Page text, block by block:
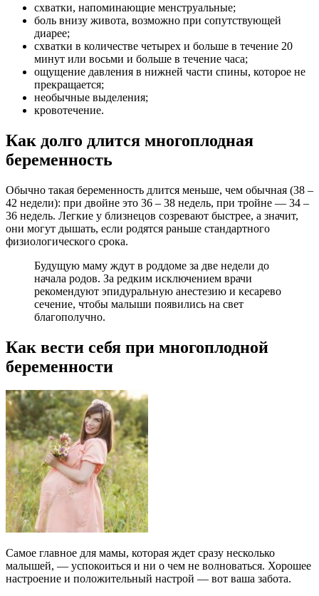
схватки, напоминающие менструальные;
боль внизу живота, возможно при сопутствующей
диарее;
схватки в количестве четырех и больше в течение 20
минут или восьми и больше в течение часа;
ощущение давления в нижней части спины, которое не
прекращается;
необычные выделения;
кровотечение.
Как долго длится многоплодная
беременность
Обычно такая беременность длится меньше, чем обычная (38 –
42 недели): при двойне это 36 – 38 недель, при тройне — 34 –
36 недель. Легкие у близнецов созревают быстрее, а значит,
они могут дышать, если родятся раньше стандартного
физиологического срока.
Будущую маму ждут в роддоме за две недели до
начала родов. За редким исключением врачи
рекомендуют эпидуральную анестезию и кесарево
сечение, чтобы малыши появились на свет
благополучно.
Как вести себя при многоплодной
беременности
Самое главное для мамы, которая ждет сразу несколько
малышей, — успокоиться и ни о чем не волноваться. Хорошее
настроение и положительный настрой — вот ваша забота.